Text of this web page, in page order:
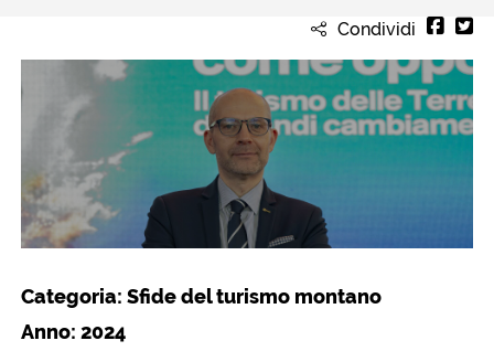
Condividi
Categoria: Sfide del turismo montano
Anno: 2024